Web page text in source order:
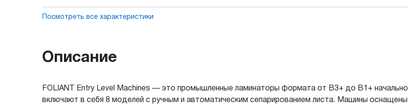
Посмотреть все характеристики
Описание
FOLIANT Entry Level Machines — это промышленные ламинаторы формата от В3+ до В1+
включают в себя 8 моделей с ручным и автоматическим сепарированием листа. Машины